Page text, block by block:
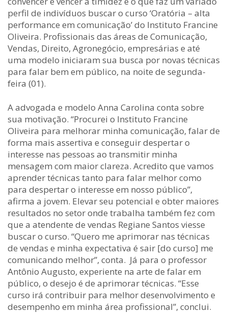
perfil de indivíduos buscar o curso ‘Oratória – alta
performance em comunicação’ do Instituto Francine
Oliveira. Profissionais das áreas de Comunicação,
Vendas, Direito, Agronegócio, empresárias e até
uma modelo iniciaram sua busca por novas técnicas
para falar bem em público, na noite de segunda-
feira (01).
A advogada e modelo Anna Carolina conta sobre
sua motivação. “Procurei o Instituto Francine
Oliveira para melhorar minha comunicação, falar de
forma mais assertiva e conseguir despertar o
interesse nas pessoas ao transmitir minha
mensagem com maior clareza. Acredito que vamos
aprender técnicas tanto para falar melhor como
para despertar o interesse em nosso público”,
afirma a jovem. Elevar seu potencial e obter maiores
resultados no setor onde trabalha também fez com
que a atendente de vendas Regiane Santos viesse
buscar o curso. “Quero me aprimorar nas técnicas
de vendas e minha expectativa é sair [do curso] me
comunicando melhor”, conta. Já para o professor
Antônio Augusto, experiente na arte de falar em
público, o desejo é de aprimorar técnicas. “Esse
curso irá contribuir para melhor desenvolvimento e
desempenho em minha área profissional”, conclui.